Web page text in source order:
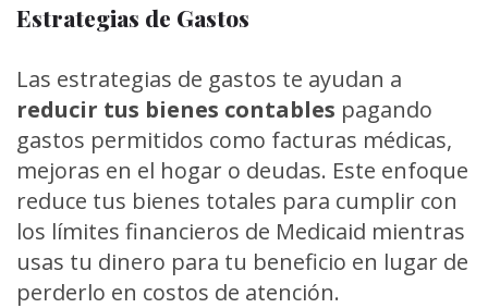
Estrategias de Gastos
Las estrategias de gastos te ayudan a
reducir tus bienes contables pagando
gastos permitidos como facturas médicas,
mejoras en el hogar o deudas. Este enfoque
reduce tus bienes totales para cumplir con
los límites financieros de Medicaid mientras
usas tu dinero para tu beneficio en lugar de
perderlo en costos de atención.